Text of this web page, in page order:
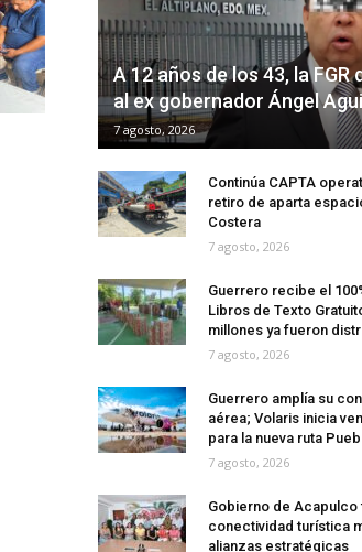
A 12 años de los 43, la FGR
al ex gobernador Ángel
7 agosto, 2026
Continúa CAPTA
retiro de aparta
Costera
7 agosto, 2026
Guerrero recibe el
Libros de Texto
millones ya fueron
7 agosto, 2026
Guerrero amplía su
aérea; Volaris inicia
para la nueva ruta
7 agosto, 2026
Gobierno de
conectividad turística
alianzas estratégicas